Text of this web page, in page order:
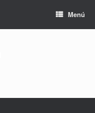
Menú